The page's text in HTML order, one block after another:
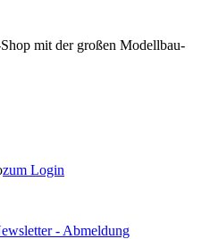
mit der großen Modellbau-
zum Login
- Abmeldung